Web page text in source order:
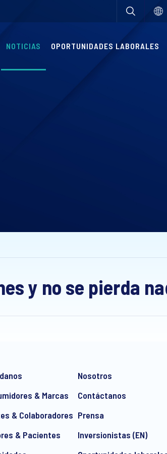
NOTICIAS OPORTUNIDADES LABORALES
y no se pierda
& Marcas
& Colaboradores
& Pacientes
Nosotros
Contáctanos
Prensa
Inversionistas (EN)